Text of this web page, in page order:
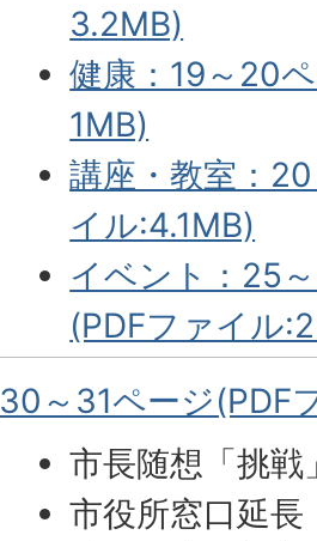
3.2MB)
健康：19～20
1MB)
講座・教室：
イル:4.1MB)
イベント：25
(PDFファイル
30～31ページ(PDF
市長随想「挑戦
市役所窓口延長